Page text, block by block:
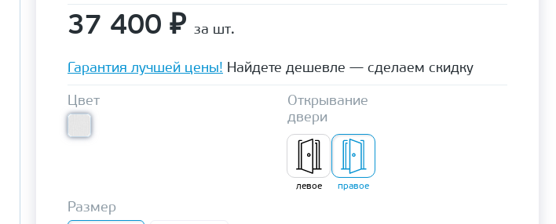
37 400 ₽ за шт.
Гарантия лучшей цены! Найдете дешевле — сделаем скидку
Цвет
Открывание
двери
левое правое
Размер